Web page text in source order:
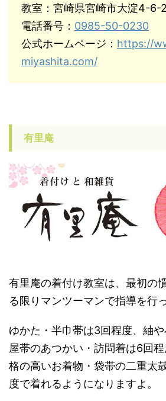
教室：宮崎県宮崎市大淀4-6-
電話番号： 0985-50-0230
公式ホームページ： https://
miyashita.com/
有里庵
有里庵の着付け教室は、最初の
る限りマンツーマンで指導を行
ゆかた・半巾帯は3回程度、紬
屋帯のあつかい・訪問着は6回
格の高いお着物・袋帯の二重太
度で着れるようになりますよ。